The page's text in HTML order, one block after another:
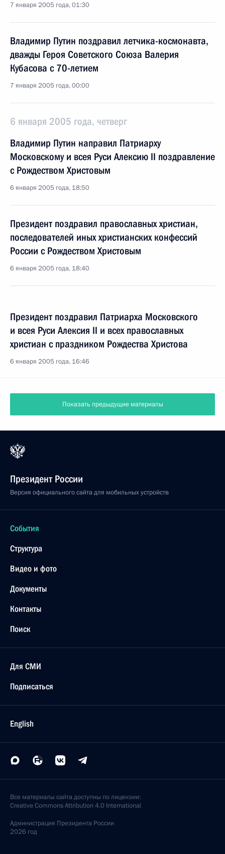
7 января 2005 года, 01:30
Владимир Путин поздравил летчика-космонавта,
дважды Героя Советского Союза Валерия
Кубасова с 70-летием
7 января 2005 года, 00:00
6 января 2005 года, четверг
Владимир Путин направил Патриарху
Московскому и всея Руси Алексию II поздравление
с Рождеством Христовым
6 января 2005 года, 18:50
Президент поздравил православных христиан,
последователей иных христианских конфессий
России с Рождеством Христовым
6 января 2005 года, 18:40
Президент поздравил Патриарха Московского
и всея Руси Алексия II и всех православных
христиан с праздником Рождества Христова
6 января 2005 года, 16:46
Показать предыдущие материалы
Президент России
Версия официального сайта для мобильных устройств
События
Структура
Видео и фото
Документы
Контакты
Поиск
Для СМИ
Подписаться
English
Все материалы сайта доступны по лицензии:
Creative Commons Attribution 4.0 International
Администрация Президента России
2026 год